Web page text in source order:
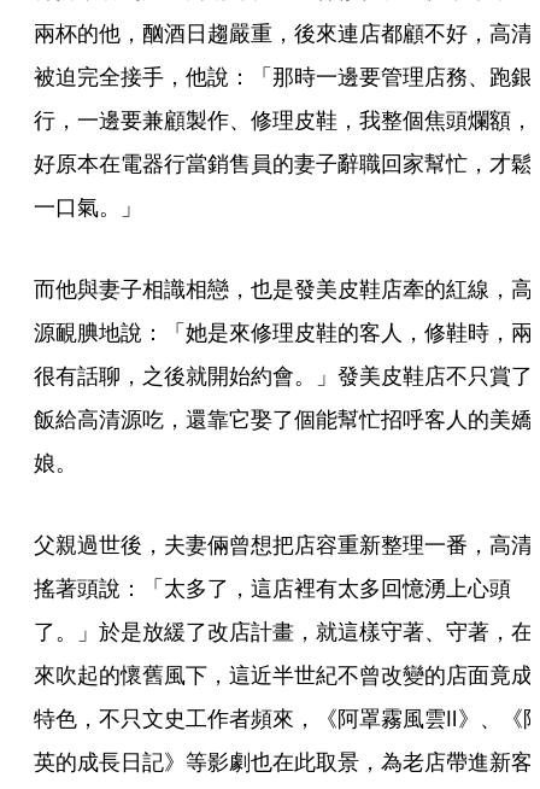
兩杯的他，酗酒日趨嚴重，後來連店都顧不好，高清
被迫完全接手，他說：「那時一邊要管理店務、跑銀
行，一邊要兼顧製作、修理皮鞋，我整個焦頭爛額，
好原本在電器行當銷售員的妻子辭職回家幫忙，才鬆
一口氣。」
而他與妻子相識相戀，也是發美皮鞋店牽的紅線，高
源靦腆地說：「她是來修理皮鞋的客人，修鞋時，兩
很有話聊，之後就開始約會。」發美皮鞋店不只賞了
飯給高清源吃，還靠它娶了個能幫忙招呼客人的美嬌
娘。
父親過世後，夫妻倆曾想把店容重新整理一番，高清
搖著頭說：「太多了，這店裡有太多回憶湧上心頭
了。」於是放緩了改店計畫，就這樣守著、守著，在
來吹起的懷舊風下，這近半世紀不曾改變的店面竟成
特色，不只文史工作者頻來，《阿罩霧風雲Ⅱ》、《
英的成長日記》等影劇也在此取景，為老店帶進新客